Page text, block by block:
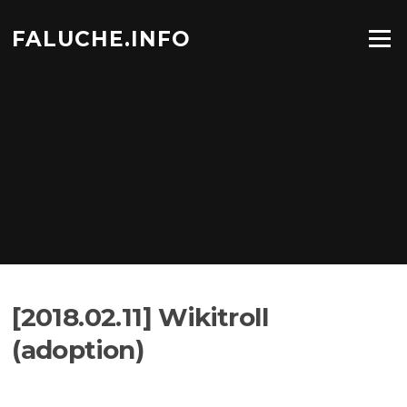
contenu
FALUCHE.INFO Menu
[2018.02.11] Wikitroll
(adoption)